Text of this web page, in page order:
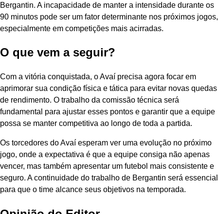
Bergantin. A incapacidade de manter a intensidade durante os
90 minutos pode ser um fator determinante nos próximos jogos,
especialmente em competições mais acirradas.
O que vem a seguir?
Com a vitória conquistada, o Avaí precisa agora focar em
aprimorar sua condição física e tática para evitar novas quedas
de rendimento. O trabalho da comissão técnica será
fundamental para ajustar esses pontos e garantir que a equipe
possa se manter competitiva ao longo de toda a partida.
Os torcedores do Avaí esperam ver uma evolução no próximo
jogo, onde a expectativa é que a equipe consiga não apenas
vencer, mas também apresentar um futebol mais consistente e
seguro. A continuidade do trabalho de Bergantin será essencial
para que o time alcance seus objetivos na temporada.